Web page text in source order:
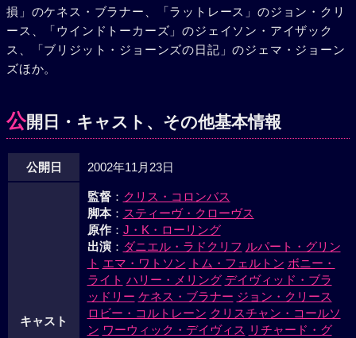
損」のケネス・ブラナー、「ラットレース」のジョン・クリ
ース、「ウインドトーカーズ」のジェイソン・アイザック
ス、「ブリジット・ジョーンズの日記」のジェマ・ジョーン
ズほか。
公開日・キャスト、その他基本情報
公開日 2002年11月23日
キャスト
監督： クリス・コロンバス
脚本： スティーヴ・クローヴス
原作： J・K・ローリング
出演： ダニエル・ラドクリフ ルパート・グリン
ト エマ・ワトソン トム・フェルトン ボニー・
ライト ハリー・メリング デイヴィッド・ブラ
ッドリー ケネス・ブラナー ジョン・クリース
ロビー・コルトレーン クリスチャン・コールソ
ン ワーウィック・デイヴィス リチャード・グ